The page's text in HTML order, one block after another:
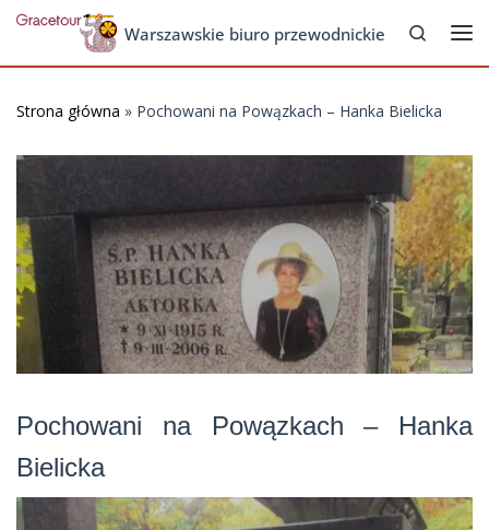
Skip to contentWarszawskie biuro przewodnickie
Search
Strona główna » Pochowani na Powązkach – Hanka Bielicka
Pochowani na Powązkach – Hanka
Bielicka